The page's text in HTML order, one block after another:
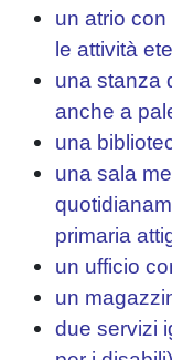
un atrio
le attività
una stanza
anche a
una
una sala
primaria
un ufficio
un
due servizi